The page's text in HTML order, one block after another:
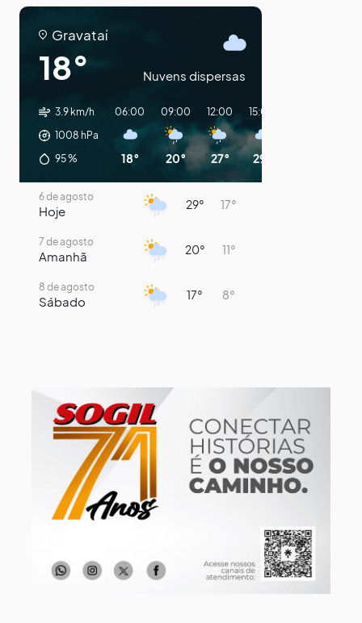
Gravataí
18° Nuvens dispersas
3.9 km/h
1008 hPa
95%
06:00
18°
09:00
20°
12:00
27°
15:00
29°
6 de agosto
Hoje 29° 17°
7 de agosto
Amanhã 20° 11°
8 de agosto
Sábado 17° 8°
11 de agosto
Terça-Feira 15° 8°
12 de agosto
Quarta-Feira 15° 8°